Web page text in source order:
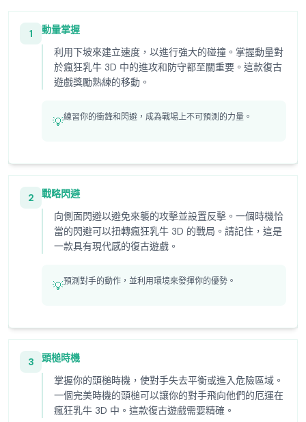
1
動量掌握
利用下坡來建立速度，以進行強大的碰撞。掌握動量對
於瘋狂乳牛 3D 中的進攻和防守都至關重要。這款復古
遊戲獎勵熟練的移動。
💡練習你的衝鋒和閃避，成為戰場上不可預測的力量。
2
戰略閃避
向側面閃避以避免來襲的攻擊並設置反擊。一個時機恰
當的閃避可以扭轉瘋狂乳牛 3D 的戰局。請記住，這是
一款具有現代感的復古遊戲。
💡預測對手的動作，並利用環境來發揮你的優勢。
3
頭槌時機
掌握你的頭槌時機，使對手失去平衡或進入危險區域。
一個完美時機的頭槌可以讓你的對手飛向他們的厄運在
瘋狂乳牛 3D 中。這款復古遊戲需要精確。